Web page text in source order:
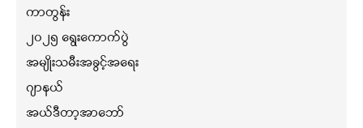
ကာတွန်း
၂၀၂၅ ရွေးကောက်ပွဲ
အမျိုးသမီးအခွင့်အရေး
ဂျာနယ်
အယ်ဒီတာ့အာဘော်